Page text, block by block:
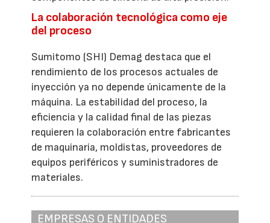
La colaboración tecnológica como eje
del proceso
Sumitomo (SHI) Demag destaca que el
rendimiento de los procesos actuales de
inyección ya no depende únicamente de la
máquina. La estabilidad del proceso, la
eficiencia y la calidad final de las piezas
requieren la colaboración entre fabricantes
de maquinaria, moldistas, proveedores de
equipos periféricos y suministradores de
materiales.
EMPRESAS O ENTIDADES